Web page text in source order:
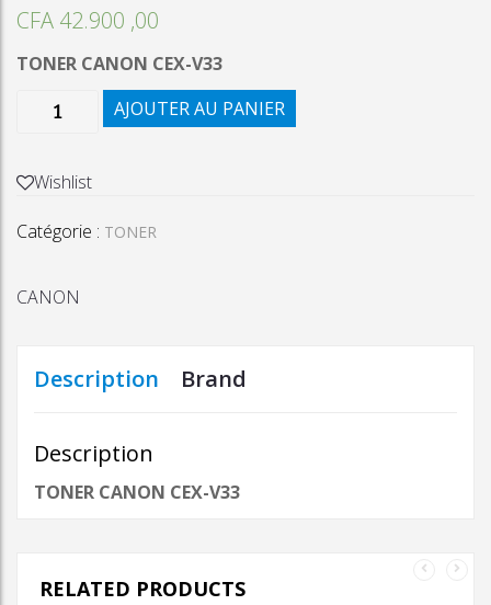
CFA 42.900 ,00
TONER CANON CEX-V33
quantité
CANON
V33
AJOUTER AU PANIER
Wishlist
Catégorie : TONER
CANON
Description Brand
Description
TONER CANON CEX-V33
RELATED PRODUCTS